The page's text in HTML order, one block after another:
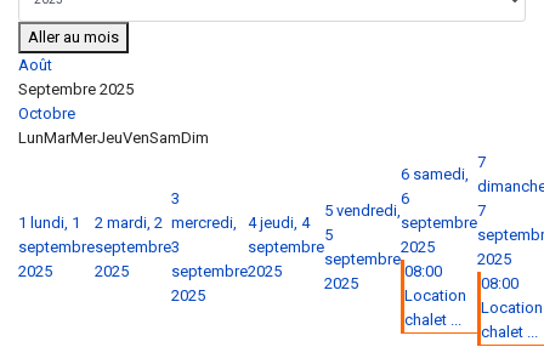
Aller au mois
Août
Septembre 2025
Octobre
LunMarMerJeuVenSamDim
1 lundi, 1
septembre
2025
2 mardi, 2
septembre
2025
3
mercredi,
3
septembre
2025
4 jeudi, 4
septembre
2025
5 vendredi,
5
septembre
2025
6 samedi,
6
septembre
2025
08:00
Location
chalet ...
7
7
2025
08:00
Location
chalet ...